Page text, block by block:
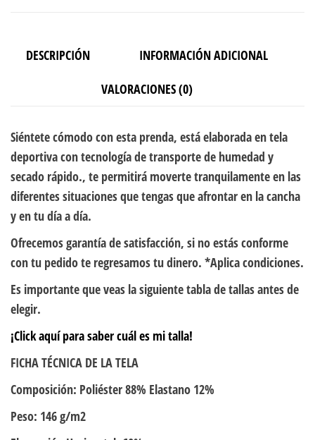
DESCRIPCIÓN
INFORMACIÓN ADICIONAL
VALORACIONES (0)
Siéntete cómodo con esta prenda, está elaborada en tela
deportiva con tecnología de transporte de humedad y
secado rápido., te permitirá moverte tranquilamente en las
diferentes situaciones que tengas que afrontar en la cancha
y en tu día a día.
Ofrecemos garantía de satisfacción, si no estás conforme
con tu pedido te regresamos tu dinero. *Aplica condiciones.
Es importante que veas la siguiente tabla de tallas antes de
elegir.
¡Click aquí para saber cuál es mi talla!
FICHA TÉCNICA DE LA TELA
Composición: Poliéster 88% Elastano 12%
Peso: 146 g/m2